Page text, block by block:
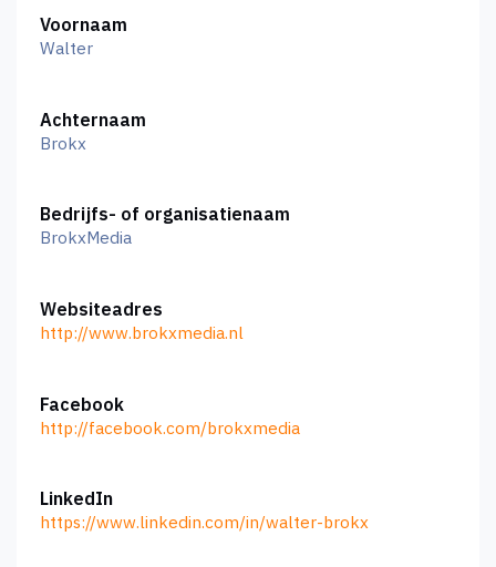
Voornaam
Walter
Achternaam
Brokx
Bedrijfs- of organisatienaam
BrokxMedia
Websiteadres
http://www.brokxmedia.nl
Facebook
http://facebook.com/brokxmedia
LinkedIn
https://www.linkedin.com/in/walter-brokx